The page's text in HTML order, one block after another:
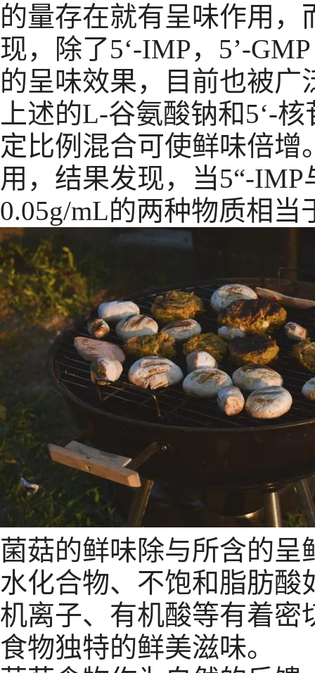
的量存在就有呈味作用，
现，除了5‘-IMP，5’-
的呈味效果，目前也被广
上述的L-谷氨酸钠和5‘-
定比例混合可使鲜味倍
用，结果发现，当5“-
0.05g/mL的两种物质相当
菌菇的鲜味除与所含的
水化合物、不饱和脂肪酸
机离子、有机酸等有着密
食物独特的鲜美滋味。